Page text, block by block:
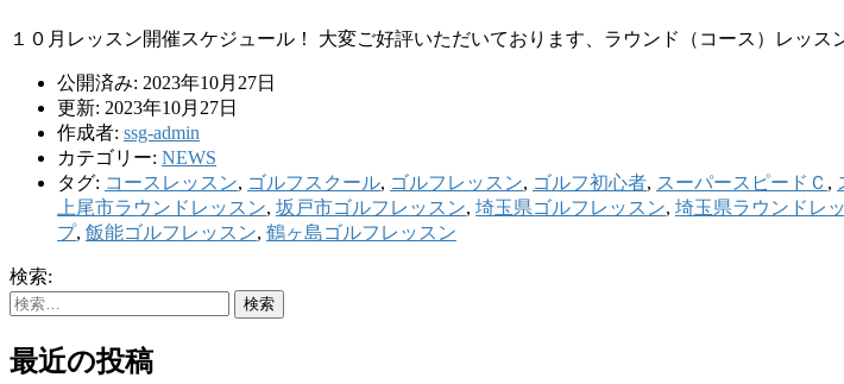
１０月レッスン開催スケジュール！ 大変ご好評いただいております、ラウンド（コース）レッ
公開済み: 2023年10月27日
更新: 2023年10月27日
作成者: ssg-admin
カテゴリー: NEWS
タグ: コースレッスン, ゴルフスクール, ゴルフレッスン, ゴルフ初心者, スーパースピードＣ ,
上尾市ラウンドレッスン, 坂戸市ゴルフレッスン, 埼玉県ゴルフレッスン, 埼玉県ラウンドレ
プ, 飯能ゴルフレッスン, 鶴ヶ島ゴルフレッスン
検索:
最近の投稿